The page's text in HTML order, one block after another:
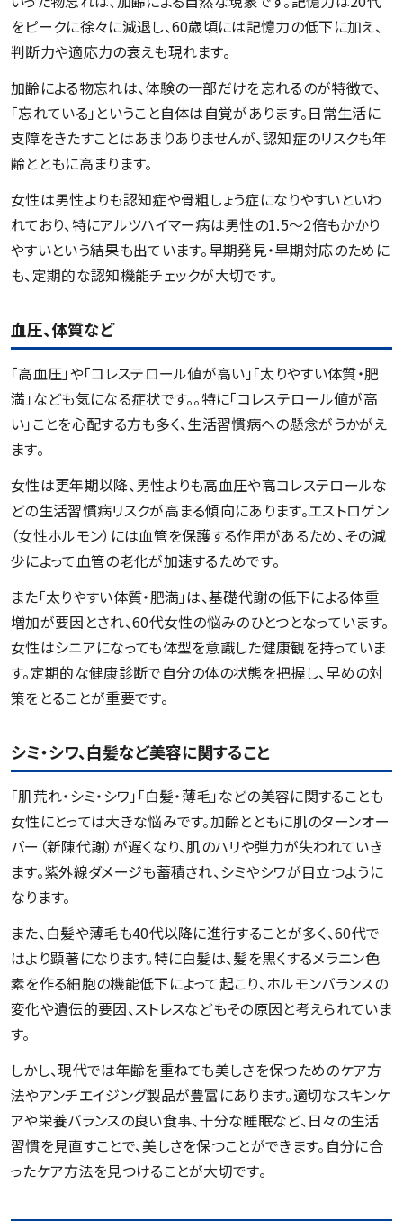
をピークに徐々に減退し、60歳頃には記憶力の低下に加え、
判断力や適応力の衰えも現れます。
加齢による物忘れは、体験の一部だけを忘れるのが特徴で、
「忘れている」ということ自体は自覚があります。日常生活に
支障をきたすことはあまりありませんが、認知症のリスクも年
齢とともに高まります。
女性は男性よりも認知症や骨粗しょう症になりやすいといわ
れており、特にアルツハイマー病は男性の1.5～2倍もかかり
やすいという結果も出ています。早期発見・早期対応のために
も、定期的な認知機能チェックが大切です。
血圧、体質など
「高血圧」や「コレステロール値が高い」「太りやすい体質・肥
満」なども気になる症状です。。特に「コレステロール値が高
い」ことを心配する方も多く、生活習慣病への懸念がうかがえ
ます。
女性は更年期以降、男性よりも高血圧や高コレステロールな
どの生活習慣病リスクが高まる傾向にあります。エストロゲン
（女性ホルモン）には血管を保護する作用があるため、その減
少によって血管の老化が加速するためです。
また「太りやすい体質・肥満」は、基礎代謝の低下による体重
増加が要因とされ、60代女性の悩みのひとつとなっています。
女性はシニアになっても体型を意識した健康観を持っていま
す。定期的な健康診断で自分の体の状態を把握し、早めの対
策をとることが重要です。
シミ・シワ、白髪など美容に関すること
「肌荒れ・シミ・シワ」「白髪・薄毛」などの美容に関することも
女性にとっては大きな悩みです。加齢とともに肌のターンオー
バー（新陳代謝）が遅くなり、肌のハリや弾力が失われていき
ます。紫外線ダメージも蓄積され、シミやシワが目立つように
なります。
また、白髪や薄毛も40代以降に進行することが多く、60代で
はより顕著になります。特に白髪は、髪を黒くするメラニン色
素を作る細胞の機能低下によって起こり、ホルモンバランスの
変化や遺伝的要因、ストレスなどもその原因と考えられていま
す。
しかし、現代では年齢を重ねても美しさを保つためのケア方
法やアンチエイジング製品が豊富にあります。適切なスキンケ
アや栄養バランスの良い食事、十分な睡眠など、日々の生活
習慣を見直すことで、美しさを保つことができます。自分に合
ったケア方法を見つけることが大切です。